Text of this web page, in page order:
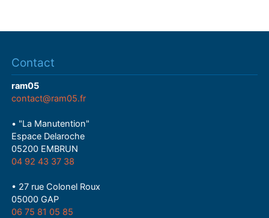
Contact
ram05
contact@ram05.fr
• "La Manutention"
Espace Delaroche
05200 EMBRUN
04 92 43 37 38
• 27 rue Colonel Roux
05000 GAP
06 75 81 05 85